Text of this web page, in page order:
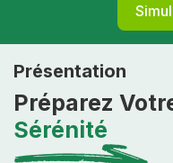
Présentation
Préparez
Sérénité